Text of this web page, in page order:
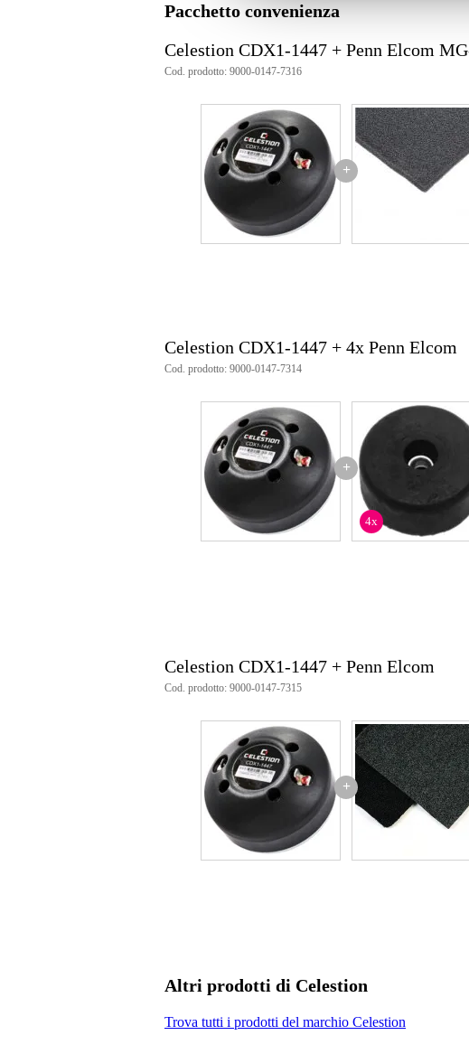
Peso(imballaggio incluso)
Specifiche
potenza continua: 70W
sensibilità: 106dB
frequentiebereik: 1500-20,000Hz
crossover minimo consigliato (12dB/oct):
impedenza nominale: 8Ω
tipo di magnete: ferrite
profondità: 46,5 mm (1,8 pollici)
attacco: 4 fori per viti M6 (76 mm/3 pollici
dimensioni dell'imballo: 110 mm x 98
peso della confezione: 1,5 kg (3,3 libbre)
numero in una confezione multipla: 16 pezzi
dimensioni confezione multipla: 495 mm
peso della confezione multipla: 17 kg (37,4
Pacchetto convenienza
Celestion CDX1-1447 + Penn Elcom
Cod. prodotto: 9000-0147-7316
+
Celestion CDX1-1447 + 4x Penn Elcom
Cod. prodotto: 9000-0147-7314
+
4x
Celestion CDX1-1447 + Penn Elcom
Cod. prodotto: 9000-0147-7315
+
Altri prodotti di Celestion
Trova tutti i prodotti del marchio Celestion